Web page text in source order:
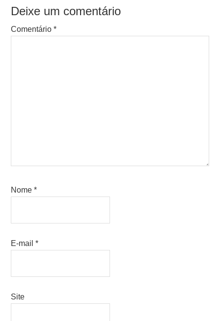
Deixe um comentário
Comentário*
Nome*
E-mail*
Site